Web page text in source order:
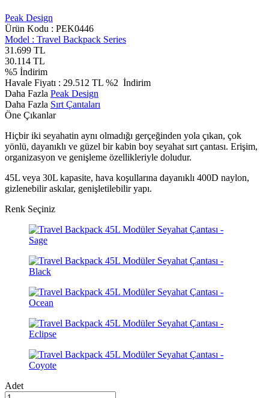
Peak Design
Ürün Kodu : PEK0446
Model : Travel Backpack Series
31.699 TL
30.114 TL
%5 İndirim
Havale Fiyatı : 29.512 TL %2 İndirim
Daha Fazla Peak Design
Daha Fazla Sırt Çantaları
Öne Çıkanlar
Hiçbir iki seyahatin aynı olmadığı gerçeğinden yola çıkan, çok
yönlü, dayanıklı ve güzel bir kabin boy seyahat sırt çantası. Erişim,
organizasyon ve genişleme özellikleriyle doludur.
45L veya 30L kapasite, hava koşullarına dayanıklı 400D naylon,
gizlenebilir askılar, genişletilebilir yapı.
Renk Seçiniz
Adet